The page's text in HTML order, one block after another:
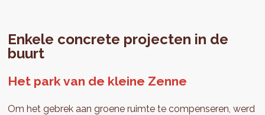
Enkele concrete projecten in de
buurt
Het park van de kleine Zenne
Om het gebrek aan groene ruimte te compenseren, werd